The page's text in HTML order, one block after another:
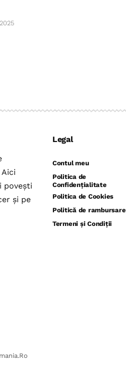
povești
și pe
Legal
Contul meu
Politica de
Confidențialitate
Politica de Cookies
Politică de rambursare
Termeni și Condiții